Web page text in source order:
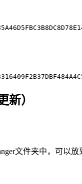
新）
文件夹中，可以放